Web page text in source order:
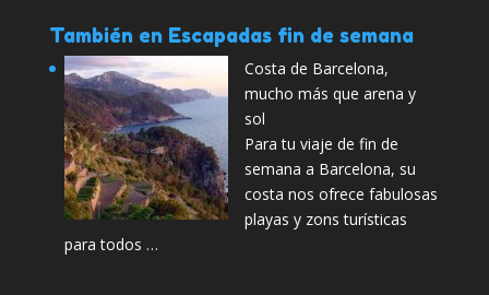
También en Escapadas fin de semana
Costa de Barcelona,
mucho más que arena y
sol
Para tu viaje de fin de
semana a Barcelona, su
costa nos ofrece fabulosas
playas y zons turísticas
para todos …